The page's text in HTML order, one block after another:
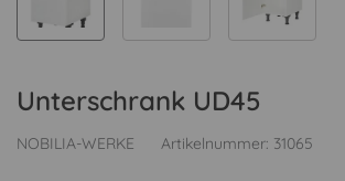
Unterschrank UD45
NOBILIA-WERKE Artikelnummer: 31065